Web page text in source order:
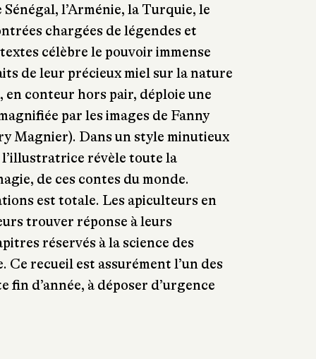
l’Arménie, la Turquie, le
chargées de légendes et
célèbre le pouvoir immense
de leur précieux miel sur la nature
en conteur hors pair, déploie une
par les images de Fanny
Magnier). Dans un style minutieux
révèle toute la
de ces contes du monde.
est totale. Les apiculteurs en
trouver réponse à leurs
réservés à la science des
Ce recueil est assurément l’un des
fin d’année, à déposer d’urgence